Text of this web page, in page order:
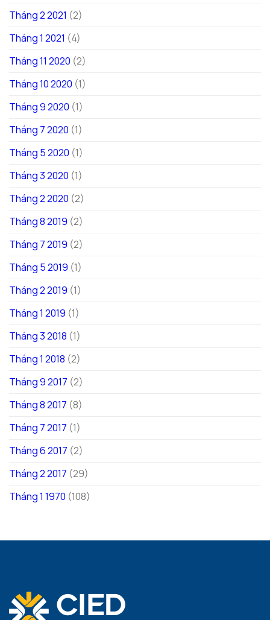
Tháng 2 2021 (2)
Tháng 1 2021 (4)
Tháng 11 2020 (2)
Tháng 10 2020 (1)
Tháng 9 2020 (1)
Tháng 7 2020 (1)
Tháng 5 2020 (1)
Tháng 3 2020 (1)
Tháng 2 2020 (2)
Tháng 8 2019 (2)
Tháng 7 2019 (2)
Tháng 5 2019 (1)
Tháng 2 2019 (1)
Tháng 1 2019 (1)
Tháng 3 2018 (1)
Tháng 1 2018 (2)
Tháng 9 2017 (2)
Tháng 8 2017 (8)
Tháng 7 2017 (1)
Tháng 6 2017 (2)
Tháng 2 2017 (29)
Tháng 1 1970 (108)